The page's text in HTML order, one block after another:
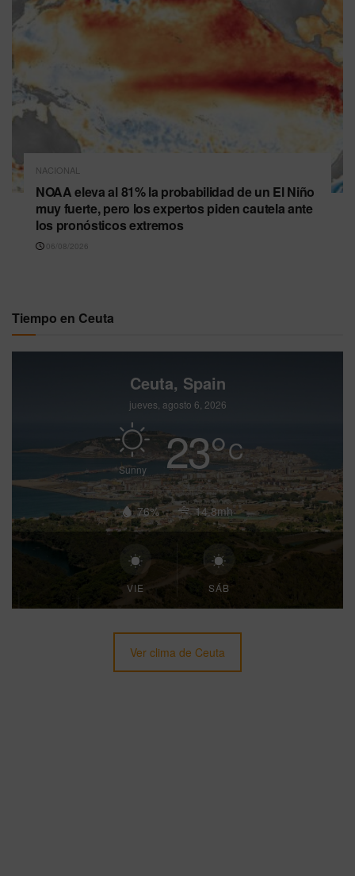
NACIONAL
NOAA eleva al 81% la probabilidad de un El Niño
muy fuerte, pero los expertos piden cautela ante
los pronósticos extremos
06/08/2026
Tiempo en Ceuta
Ceuta, Spain
jueves, agosto 6, 2026
Sunny 23°C
76% 14.8mh
VIE SÁB
Ver clima de Ceuta